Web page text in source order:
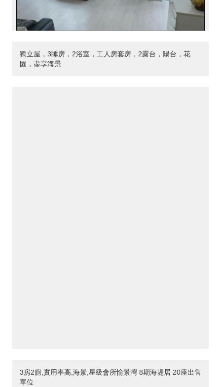
獨立屋，3睡房，2浴室，工人房套房，2露台，陽台，花
園，盡享海景
3房2廁,實用率高,海景,星級會所愉景灣 8期海堤居 20座出售
單位